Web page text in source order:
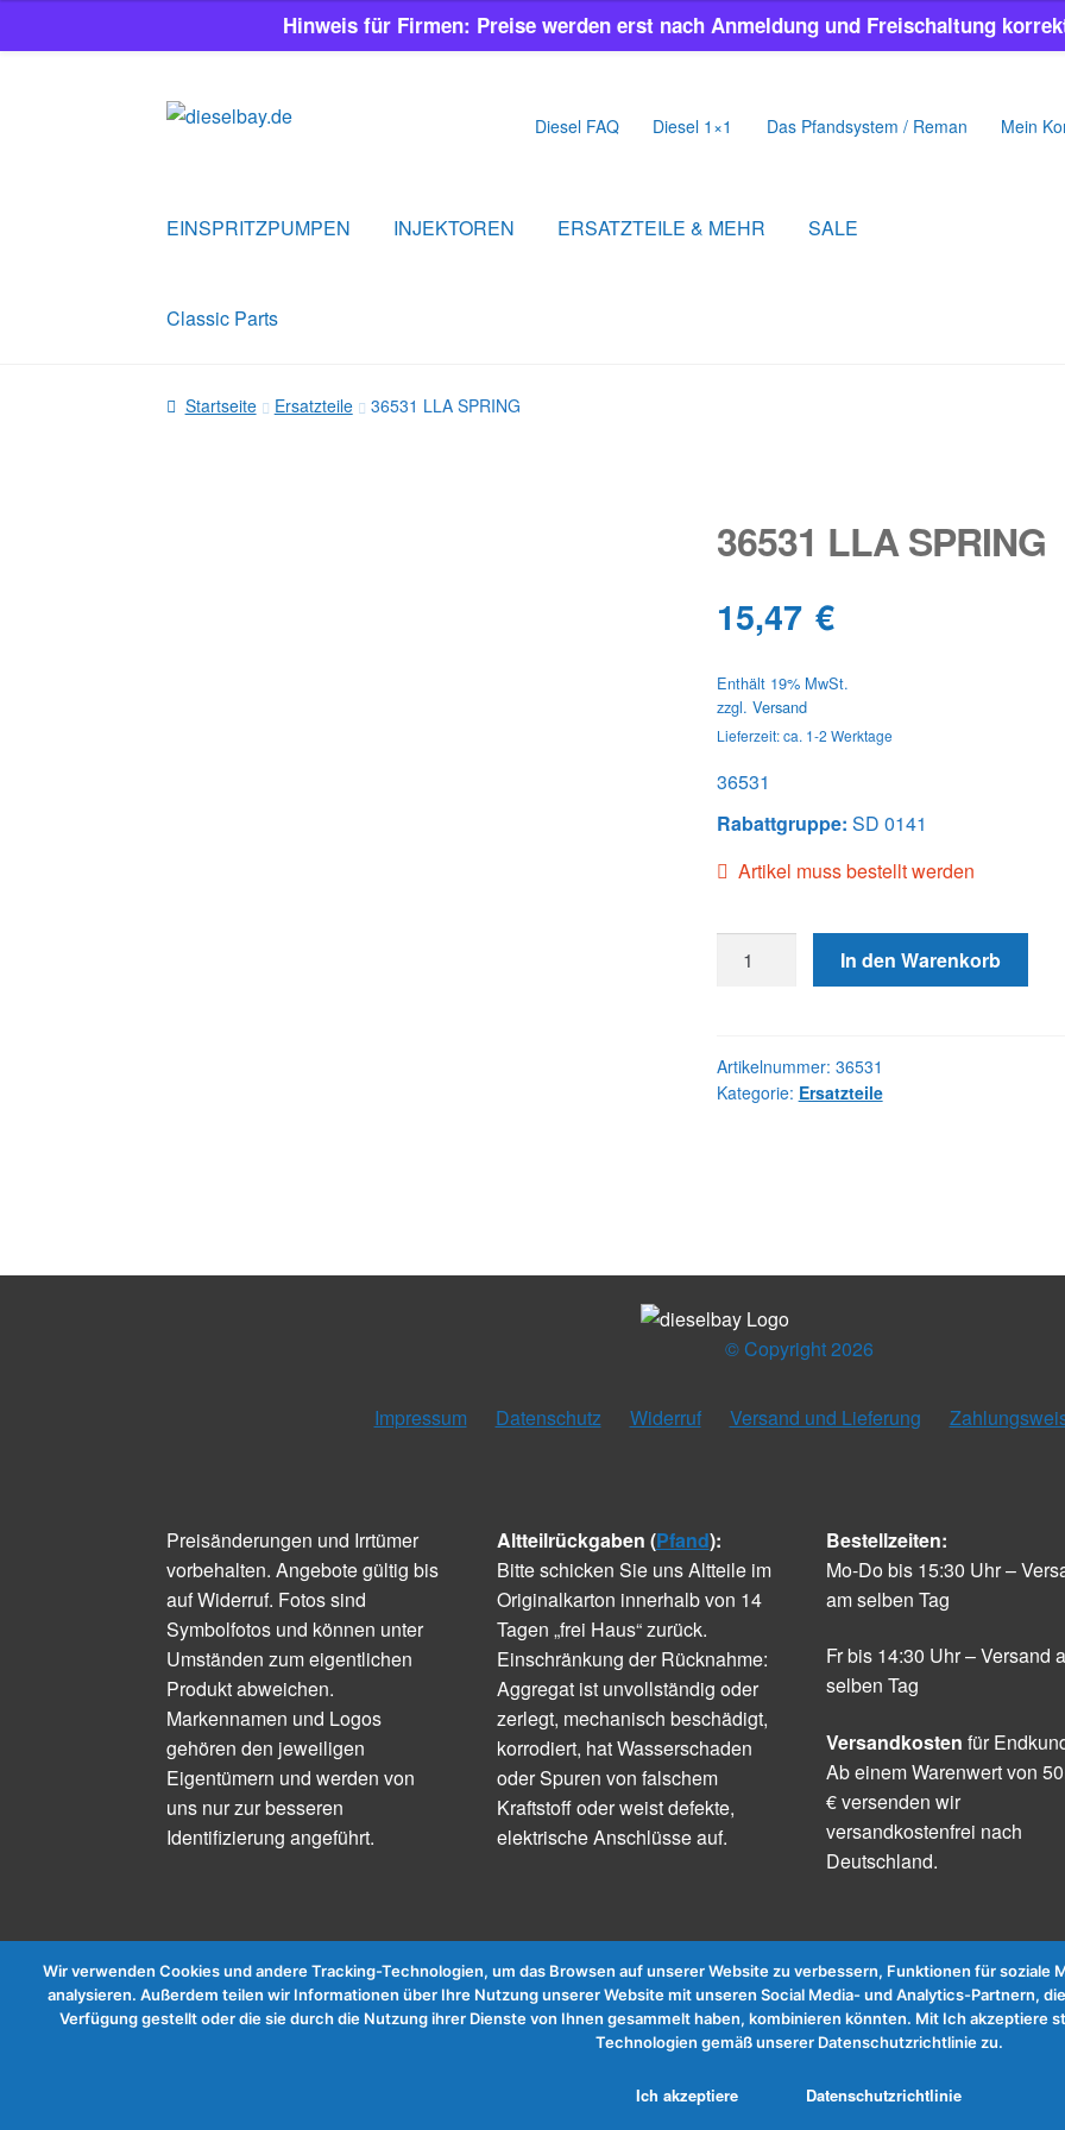
Zur
Zum
Diesel FAQ Diesel 1×1 Das Pfandsystem / Reman Mein
EINSPRITZPUMPEN INJEKTOREN ERSATZTEILE & MEHR SALE
Classic Parts
Startseite Ersatzteile 36531 LLA SPRING
36531 LLA SPRING
15,47 €
Enthält 19% MwSt.
zzgl. Versand
Lieferzeit: ca. 1-2 Werktage
36531
Rabattgruppe: SD 0141
Artikel muss bestellt werden
LLA
In den Warenkorb
Artikelnummer: 36531
Kategorie: Ersatzteile
© Copyright 2026
Impressum Datenschutz Widerruf Versand und Lieferung
Preisänderungen und Irrtümer
vorbehalten. Angebote gültig bis
auf Widerruf. Fotos sind
Symbolfotos und können unter
Umständen zum eigentlichen
Produkt abweichen.
Markennamen und Logos
gehören den jeweiligen
Eigentümern und werden von
uns nur zur besseren
Identifizierung angeführt.
Altteilrückgaben (Pfand):
Bitte schicken Sie uns Altteile im
Originalkarton innerhalb von 14
Tagen „frei Haus“ zurück.
Einschränkung der Rücknahme:
Aggregat ist unvollständig oder
zerlegt, mechanisch beschädigt,
korrodiert, hat Wasserschaden
oder Spuren von falschem
Kraftstoff oder weist defekte,
elektrische Anschlüsse auf.
Bestellzeiten:
Mo-Do bis 15:30 Uhr –
am selben Tag
Fr bis 14:30 Uhr – Versand
selben Tag
Versandkosten für
Ab einem Warenwert von
€ versenden wir
versandkostenfrei nach
Deutschland.
Hinweis für Firmen: Preise werden erst nach Anmeldung und Freischaltung
Wir verwenden Cookies und andere Tracking-Technologien, um das Browsen auf unserer Website zu verbessern, Funktionen für soziale
analysieren. Außerdem teilen wir Informationen über Ihre Nutzung unserer Website mit unseren Social Media- und Analytics-Partnern,
Verfügung gestellt oder die sie durch die Nutzung ihrer Dienste von Ihnen gesammelt haben, kombinieren könnten. Mit Ich akzeptiere
Technologien gemäß unserer Datenschutzrichtlinie zu.
Ich akzeptiere Datenschutzrichtlinie